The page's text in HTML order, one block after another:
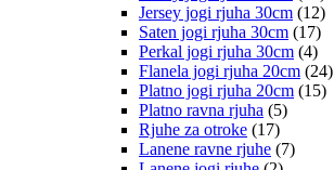
Jersey jogi rjuha 30cm (12)
Saten jogi rjuha 30cm (17)
Perkal jogi rjuha 30cm (4)
Flanela jogi rjuha 20cm (24)
Platno jogi rjuha 20cm (15)
Platno ravna rjuha (5)
Rjuhe za otroke (17)
Lanene ravne rjuhe (7)